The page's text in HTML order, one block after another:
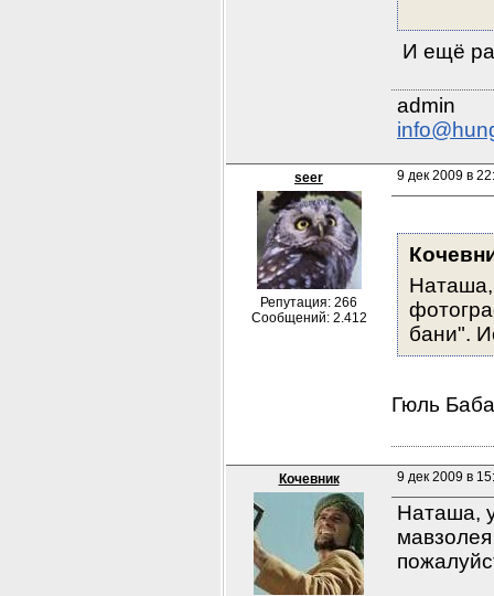
И ещё
seer
Репутация: 266
Сообщений: 2.412
9 дек 2009 в
Наташа,
бани".
Гюль Баба
Кочевник 9 дек 2009 в
Наташа,